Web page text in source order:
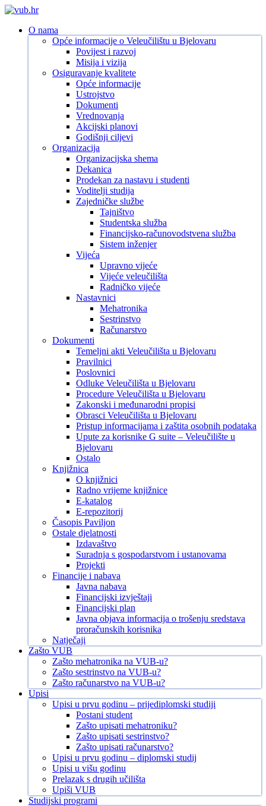
Skip
main
search
Menu
O nama
Opće informacije o Veleučilištu u Bjelovaru
Povijest i razvoj
Misija i vizija
Osiguravanje kvalitete
Opće informacije
Ustrojstvo
Dokumenti
Vrednovanja
Akcijski planovi
Godišnji ciljevi
Organizacija
Organizacijska shema
Dekanica
Prodekan za nastavu i studenti
Voditelji studija
Zajedničke službe
Tajništvo
Studentska služba
Financijsko-računovodstvena služba
Sistem inženjer
Vijeća
Upravno vijeće
Vijeće veleučilišta
Radničko vijeće
Nastavnici
Mehatronika
Sestrinstvo
Računarstvo
Dokumenti
Temeljni akti Veleučilišta u Bjelovaru
Pravilnici
Poslovnici
Odluke Veleučilišta u Bjelovaru
Procedure Veleučilišta u Bjelovaru
Zakonski i međunarodni propisi
Obrasci Veleučilišta u Bjelovaru
Pristup informacijama i zaštita osobnih podataka
Upute za korisnike G suite – Veleučilište u
Bjelovaru
Ostalo
Knjižnica
O knjižnici
Radno vrijeme knjižnice
E-katalog
E-repozitorij
Časopis Paviljon
Ostale djelatnosti
Izdavaštvo
Suradnja s gospodarstvom i ustanovama
Projekti
Financije i nabava
Javna nabava
Financijski izvještaji
Financijski plan
Javna objava informacija o trošenju sredstava
proračunskih korisnika
Natječaji
Zašto VUB
Zašto mehatronika na VUB-u?
Zašto sestrinstvo na VUB-u?
Zašto računarstvo na VUB-u?
Upisi
Upisi u prvu godinu – prijediplomski studiji
Postani student
Zašto upisati mehatroniku?
Zašto upisati sestrinstvo?
Zašto upisati računarstvo?
Upisi u prvu godinu – diplomski studij
Upisi u višu godinu
Prelazak s drugih učilišta
Upiši VUB
Studijski programi